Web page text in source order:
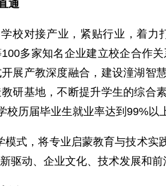
通
校对接产业，紧贴行业，着力
多家知名企业建立校企合作
展产教深度融合，建设潼湖智
研基地，不断提升学生的综合
校历届毕业生就业率达到99%以
模式，将专业启蒙教育与技术
驱动、企业文化、技术发展和前